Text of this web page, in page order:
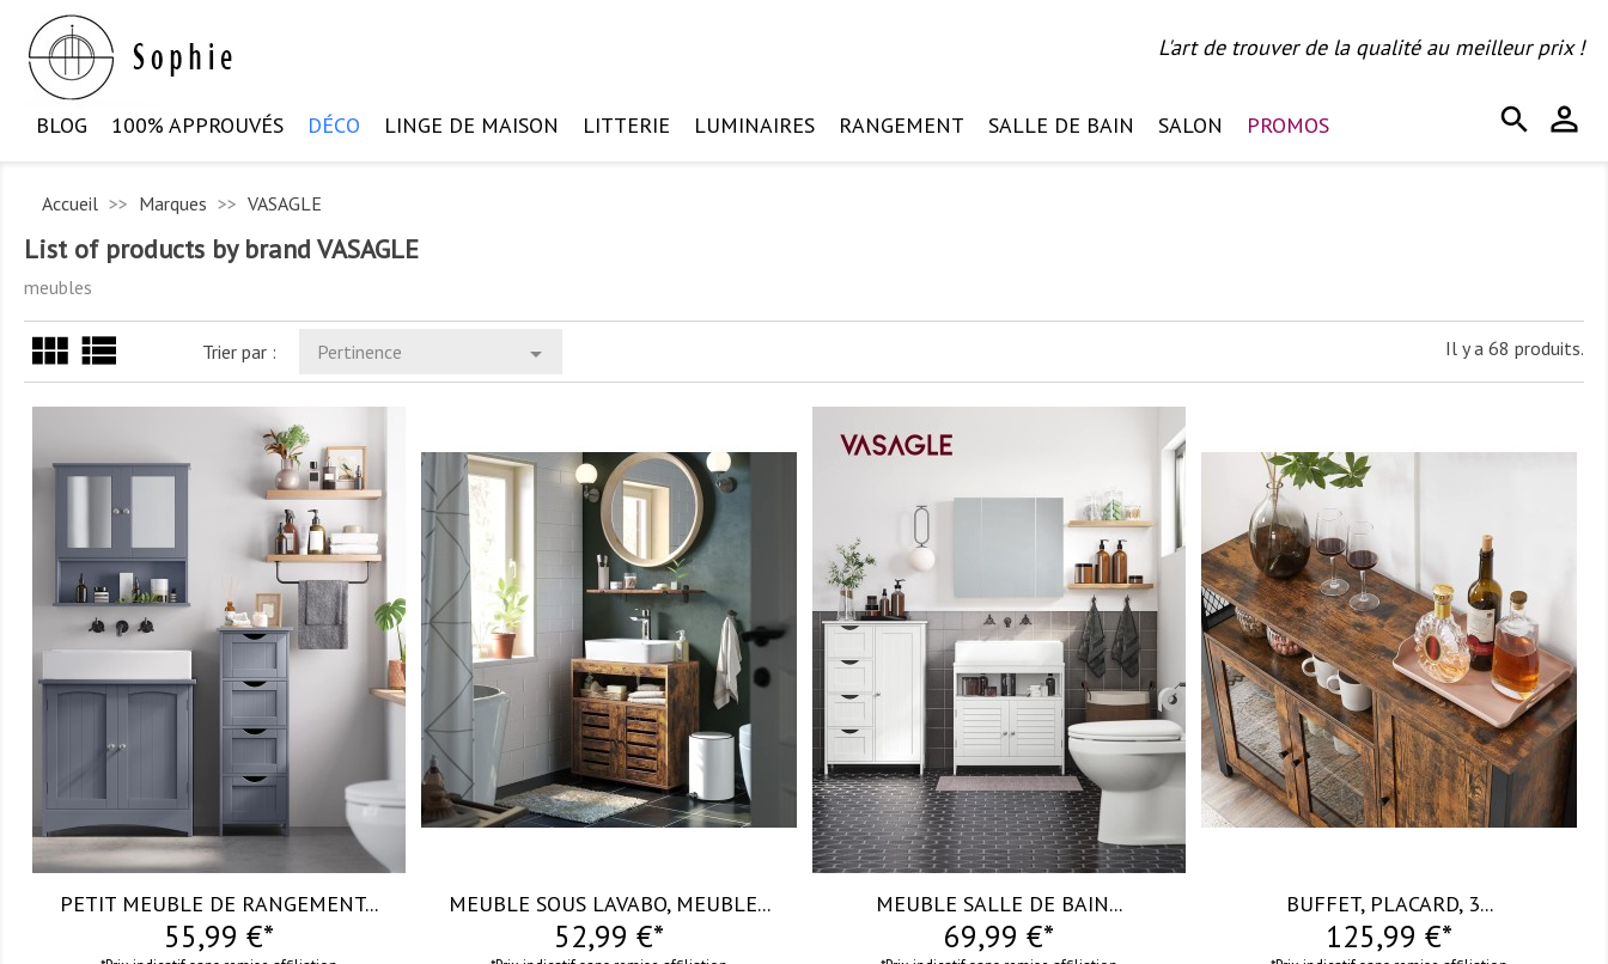
L'art de trouver de la qualité au meilleur prix !
person_outline
search
BLOG 100% APPROUVÉS DÉCO LINGE DE MAISON LITTERIE LUMINAIRES RANGEMENT SALLE DE BAIN SALON PROMOS
Accueil Marques VASAGLE
List of products by brand VASAGLE
meubles
view_module view_list Trier par : Pertinence  Il y a 68 produits.
PETIT MEUBLE DE RANGEMENT...
55,99 €*
visibility
MEUBLE SOUS LAVABO, MEUBLE...
52,99 €*
visibility
MEUBLE SALLE DE BAIN...
69,99 €*
visibility
BUFFET, PLACARD, 3...
125,99 €*
visibility